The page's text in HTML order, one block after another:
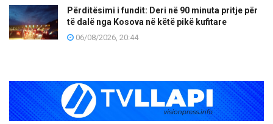
Përditësimi i fundit: Deri në 90 minuta pritje për
të dalë nga Kosova në këtë pikë kufitare
06/08/2026, 20:44